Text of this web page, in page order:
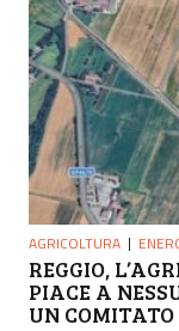
AGRICOLTURA
REGGIO,
PIACE A
UN COMITATO